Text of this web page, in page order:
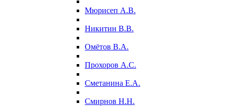
Мюрисеп А.В.
Никитин В.В.
Омётов В.А.
Прохоров А.С.
Сметанина Е.А.
Смирнов Н.Н.